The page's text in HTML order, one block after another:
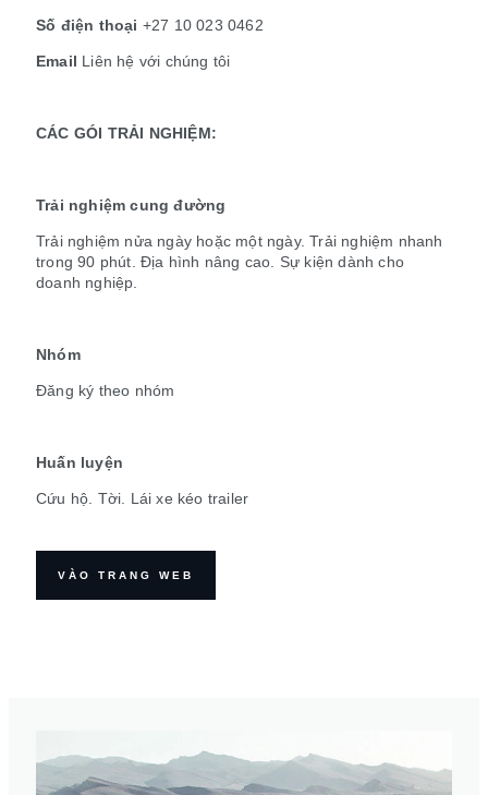
Số điện thoại +27 10 023 0462
Email Liên hệ với chúng tôi
CÁC GÓI TRẢI NGHIỆM:
Trải nghiệm cung đường
Trải nghiệm nửa ngày hoặc một ngày. Trải nghiệm nhanh
trong 90 phút. Địa hình nâng cao. Sự kiện dành cho
doanh nghiệp.
Nhóm
Đăng ký theo nhóm
Huấn luyện
Cứu hộ. Tời. Lái xe kéo trailer
VÀO TRANG WEB